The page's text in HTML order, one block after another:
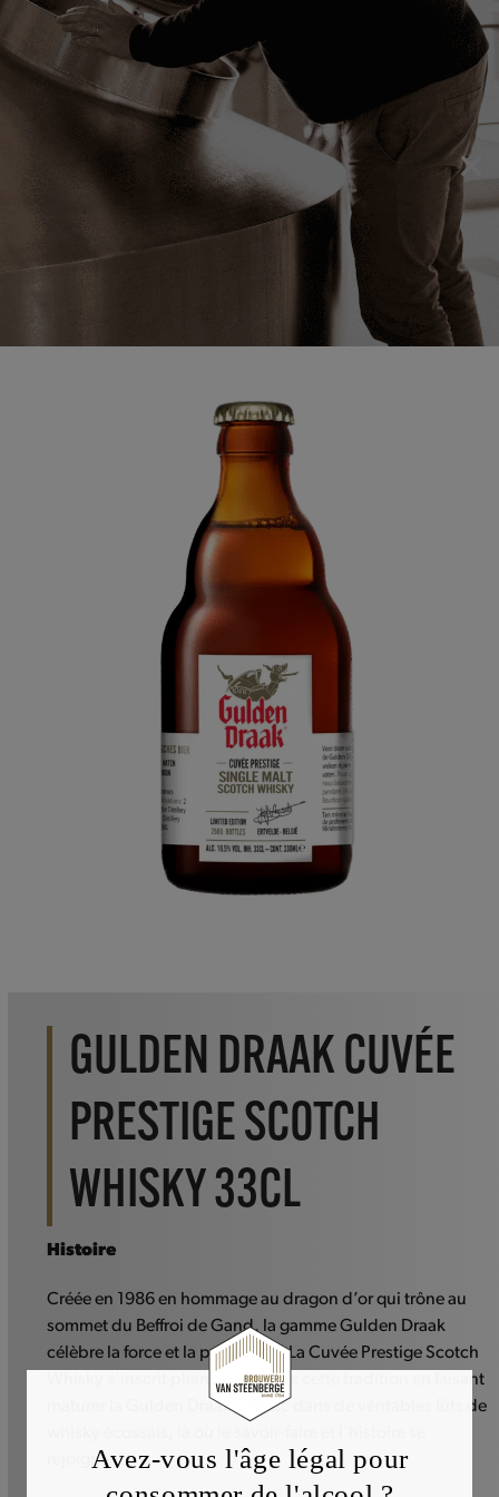
GULDEN DRAAK CUVÉE
PRESTIGE SCOTCH
WHISKY 33CL
Histoire
Créée en 1986 en hommage au dragon d’or qui trône au
sommet du Beffroi de Gand, la gamme Gulden Draak
célèbre la force et la protection. La Cuvée Prestige Scotch
Whisky s’inscrit pleinement dans cette tradition en faisant
maturer la Gulden Draak Classic dans de véritables fûts de
rejoignent.Avez-vous l'âge légal pour